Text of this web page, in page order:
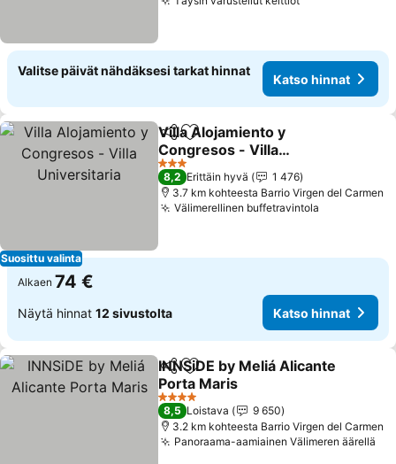
Valitse päivät nähdäksesi tarkat hinnat
Katso hinnat
Suosittu valinta
Jaa Lisää suosikkeihin
Villa Alojamiento y
Congresos - Villa
Universitaria
3 Tähtiluokitus
8,2 Erittäin hyvä
1 476
3.7 km kohteesta Barrio Virgen del Carmen
Välimerellinen buffetravintola
Alkaen 74 €
Näytä hinnat 12 sivustolta Katso hinnat
Jaa Lisää suosikkeihin
INNSiDE by Meliá Alicante
Porta Maris
4 Tähtiluokitus
8,5 Loistava
9 650
3.2 km kohteesta Barrio Virgen del Carmen
Panoraama-aamiainen Välimeren äärellä